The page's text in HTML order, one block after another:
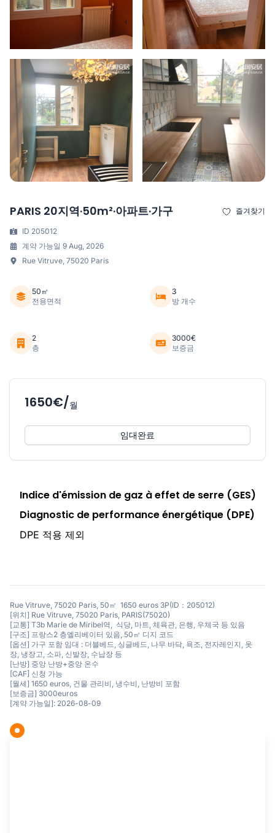
PARIS 20지역·50m²·아파트·가구 즐겨찾기
ID 205012
계약 가능일 9 Aug, 2026
Rue Vitruve, 75020 Paris
50㎡
전용면적
3
방 개수
2
층
3000€
보증금
1650€/월
임대완료
Indice d'émission de gaz à effet de serre (GES)
Diagnostic de performance énergétique (DPE)
DPE 적용 제외
Rue Vitruve, 75020 Paris, 50㎡ 1650 euros 3P(ID：205012)
[위치] Rue Vitruve, 75020 Paris, PARIS(75020)
[교통] T3b Marie de Miribel역, 식당, 마트, 체육관, 은행, 우체국 등 있음
[구조] 프랑스2 층엘리베이터 있음, 50㎡ 디지 코드
[옵션] 가구 포함 임대 : 더블베드, 싱글베드, 나무 바닥, 욕조, 전자레인지, 옷
장, 냉장고, 소파, 신발장, 수납장 등
[난방] 중앙 난방+중앙 온수
[CAF] 신청 가능
[월세] 1650 euros, 건물 관리비, 냉수비, 난방비 포함
[보증금] 3000euros
[계약 가능일]: 2026-08-09